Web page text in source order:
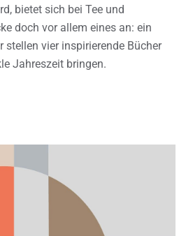
bietet sich bei Tee und
doch vor allem eines an: ein
stellen vier inspirierende Bücher
Jahreszeit bringen.